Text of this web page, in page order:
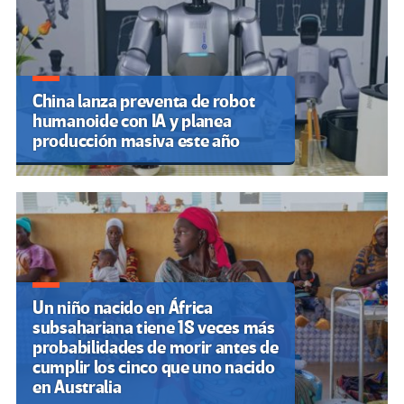
China lanza preventa de robot
humanoide con IA y planea
producción masiva este año
Un niño nacido en África
subsahariana tiene 18 veces más
probabilidades de morir antes de
cumplir los cinco que uno nacido
en Australia